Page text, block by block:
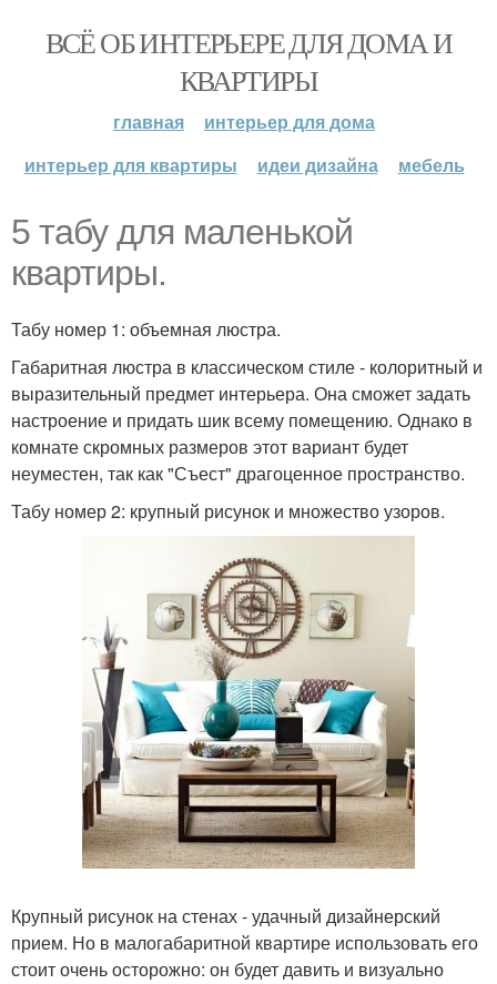
ВСЁ ОБ ИНТЕРЬЕРЕ ДЛЯ ДОМА И
КВАРТИРЫ
главная
интерьер для дома
интерьер для квартиры
идеи дизайна мебель
5 табу для маленькой
квартиры.
Табу номер 1: объемная люстра.
Габаритная люстра в классическом стиле - колоритный и
выразительный предмет интерьера. Она сможет задать
настроение и придать шик всему помещению. Однако в
комнате скромных размеров этот вариант будет
неуместен, так как "Съест" драгоценное пространство.
Табу номер 2: крупный рисунок и множество узоров.
Крупный рисунок на стенах - удачный дизайнерский
прием. Но в малогабаритной квартире использовать его
стоит очень осторожно: он будет давить и визуально